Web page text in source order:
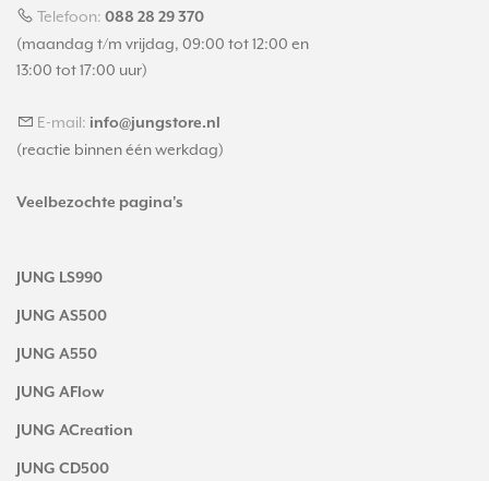
Telefoon: 088 28 29 370
(maandag t/m vrijdag, 09:00 tot 12:00 en
13:00 tot 17:00 uur)
E-mail: info@jungstore.nl
(reactie binnen één werkdag)
Veelbezochte pagina's
JUNG LS990
JUNG AS500
JUNG A550
JUNG AFlow
JUNG ACreation
JUNG CD500